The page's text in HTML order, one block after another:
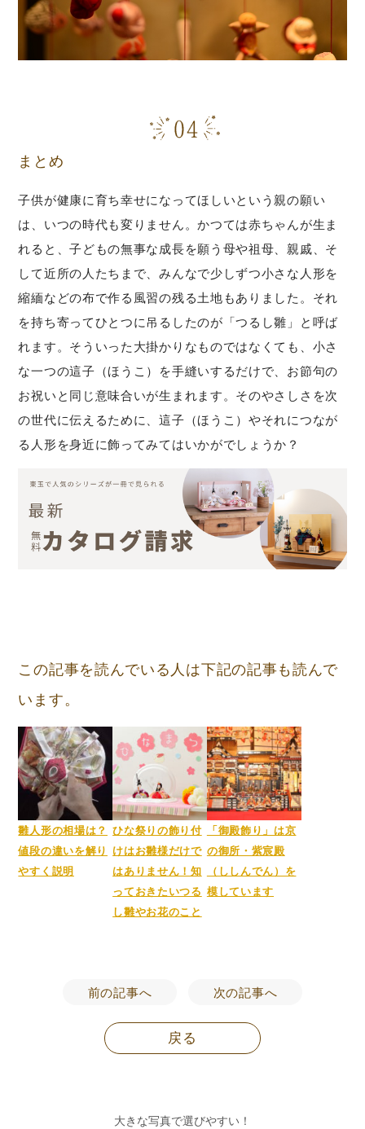
まとめ
子供が健康に育ち幸せになってほしいという親の願い
は、いつの時代も変りません。かつては赤ちゃんが生ま
れると、子どもの無事な成長を願う母や祖母、親戚、そ
して近所の人たちまで、みんなで少しずつ小さな人形を
縮緬などの布で作る風習の残る土地もありました。それ
を持ち寄ってひとつに吊るしたのが「つるし雛」と呼ば
れます。そういった大掛かりなものではなくても、小さ
な一つの這子（ほうこ）を手縫いするだけで、お節句の
お祝いと同じ意味合いが生まれます。そのやさしさを次
の世代に伝えるために、這子（ほうこ）やそれにつなが
る人形を身近に飾ってみてはいかがでしょうか？
この記事を読んでいる人は下記の記事も読んで
います。
雛人形の相場は？
値段の違いを解り
やすく説明
ひな祭りの飾り付
けはお雛様だけで
はありません！知
っておきたいつる
し雛やお花のこと
「御殿飾り」は京
の御所・紫宸殿
（ししんでん）を
模しています
前の記事へ 次の記事へ
戻る
大きな写真で選びやすい！